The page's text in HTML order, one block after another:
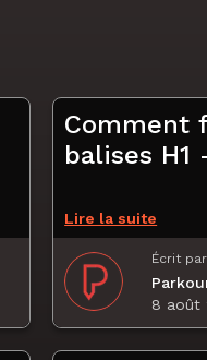
Comment
balises
Lire la suite
Écrit par
8 août